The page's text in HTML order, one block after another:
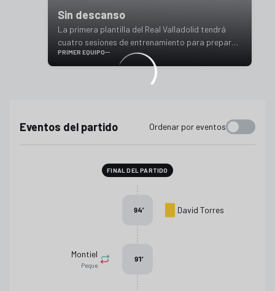
Sin descanso
La primera plantilla del Real Valladolid tendrá
cuatro sesiones de entrenamiento para preparar
el doble duelo ante Sevilla Fútbol Club y Real Club
Deportivo Mallorca
PRIMER EQUIPO
Eventos del partido Ordenar por eventos
FINAL DEL PARTIDO
David Torres
94’
Montiel
Peque
91’